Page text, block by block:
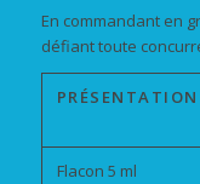
En commandant en
défiant toute
PRÉSENTATION
Flacon 5 ml